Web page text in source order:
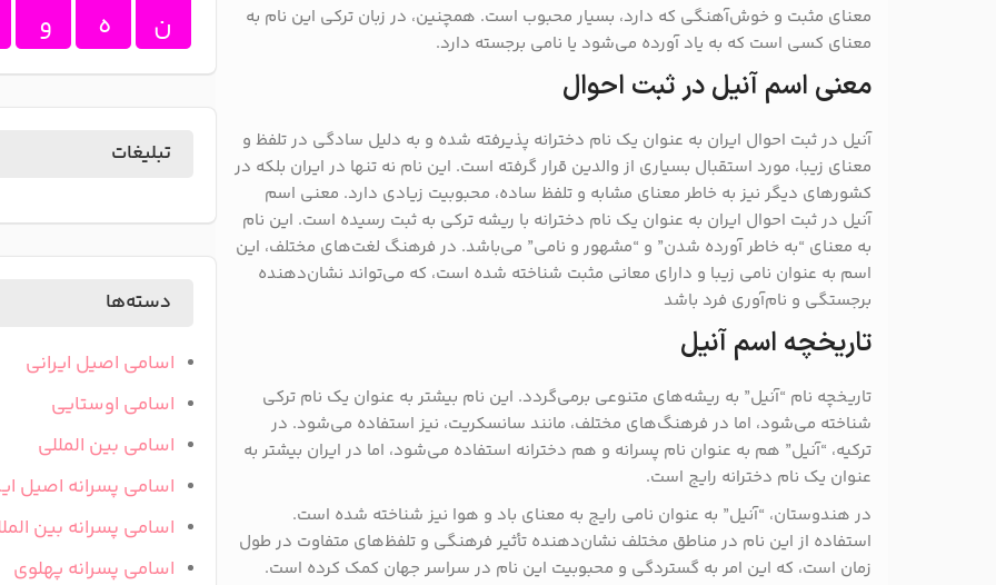
معنای مثبت و خوش‌آهنگی که دارد، بسیار محبوب است. همچنین، در زبان ترکی این نام به
معنای کسی است که به یاد آورده می‌شود یا نامی برجسته دارد.
معنی اسم آنیل در ثبت احوال
آنیل در ثبت احوال ایران به عنوان یک نام دخترانه پذیرفته شده و به دلیل سادگی در تلفظ و
معنای زیبا، مورد استقبال بسیاری از والدین قرار گرفته است. این نام نه تنها در ایران بلکه در
کشورهای دیگر نیز به خاطر معنای مشابه و تلفظ ساده، محبوبیت زیادی دارد. معنی اسم
آنیل در ثبت احوال ایران به عنوان یک نام دخترانه با ریشه ترکی به ثبت رسیده است. این نام
به معنای “به خاطر آورده شدن” و “مشهور و نامی” می‌باشد. در فرهنگ لغت‌های مختلف، این
اسم به عنوان نامی زیبا و دارای معانی مثبت شناخته شده است، که می‌تواند نشان‌دهنده
برجستگی و نام‌آوری فرد باشد
تاریخچه اسم آنیل
تاریخچه نام “آنیل” به ریشه‌های متنوعی برمی‌گردد. این نام بیشتر به عنوان یک نام ترکی
شناخته می‌شود، اما در فرهنگ‌های مختلف، مانند سانسکریت، نیز استفاده می‌شود. در
ترکیه، “آنیل” هم به عنوان نام پسرانه و هم دخترانه استفاده می‌شود، اما در ایران بیشتر به
عنوان یک نام دخترانه رایج است.
در هندوستان، “آنیل” به عنوان نامی رایج به معنای باد و هوا نیز شناخته شده است.
استفاده از این نام در مناطق مختلف نشان‌دهنده تأثیر فرهنگی و تلفظ‌های متفاوت در طول
زمان است، که این امر به گستردگی و محبوبیت این نام در سراسر جهان کمک کرده است.
ن
ه و
تبلیغات
دسته‌ها
اسامی اصیل ایرانی
اسامی اوستایی
اسامی بین المللی
اسامی پسرانه اصیل
اسامی پسرانه بین
اسامی پسرانه پهلوی